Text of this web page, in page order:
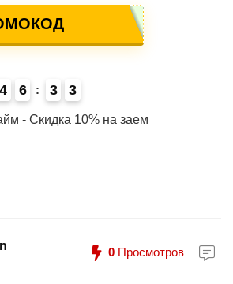
4 6 3 3
- Скидка 10% на заем
0 Просмотров